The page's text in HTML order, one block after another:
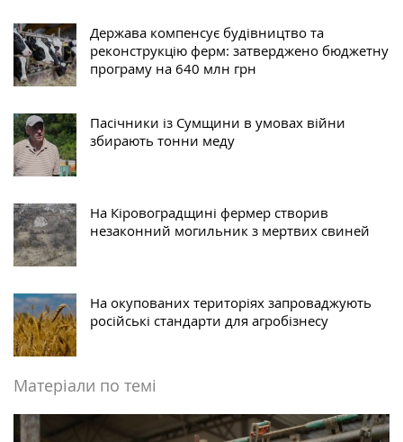
Держава компенсує будівництво та
реконструкцію ферм: затверджено бюджетну
програму на 640 млн грн
Пасічники із Сумщини в умовах війни
збирають тонни меду
На Кіровоградщині фермер створив
незаконний могильник з мертвих свиней
На окупованих територіях запроваджують
російські стандарти для агробізнесу
Матеріали по темі